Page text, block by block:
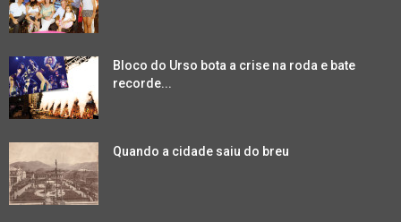
Bloco do Urso bota a crise na roda e bate
recorde...
Quando a cidade saiu do breu